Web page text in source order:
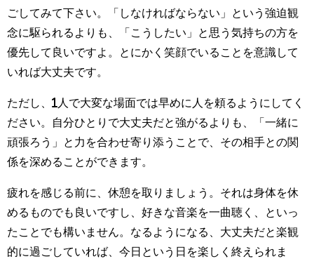
ごしてみて下さい。「しなければならない」という強迫観
念に駆られるよりも、「こうしたい」と思う気持ちの方を
優先して良いですよ。とにかく笑顔でいることを意識して
いれば大丈夫です。
ただし、1人で大変な場面では早めに人を頼るようにしてく
ださい。自分ひとりで大丈夫だと強がるよりも、「一緒に
頑張ろう」と力を合わせ寄り添うことで、その相手との関
係を深めることができます。
疲れを感じる前に、休憩を取りましょう。それは身体を休
めるものでも良いですし、好きな音楽を一曲聴く、といっ
たことでも構いません。なるようになる、大丈夫だと楽観
的に過ごしていれば、今日という日を楽しく終えられま